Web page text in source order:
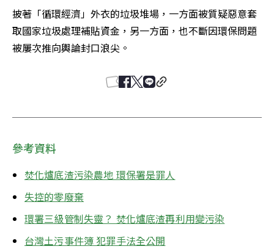
披著「循環經濟」外衣的垃圾堆場，一方面被質疑惡意套
取國家垃圾處理補貼資金，另一方面，也不斷因環保問題
被屢次推向輿論封口浪尖。
參考資料
焚化爐底渣污染農地 環保署是罪人
失控的零廢棄
環署三級管制失靈？ 焚化爐底渣再利用變污染
台灣土污事件簿 犯罪手法全公開